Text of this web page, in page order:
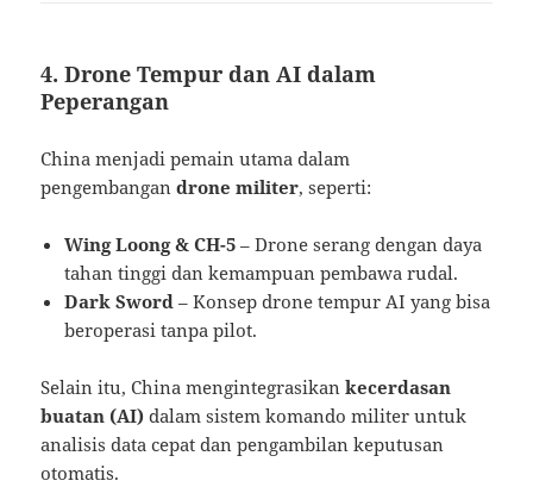
4. Drone Tempur dan AI dalam
Peperangan
China menjadi pemain utama dalam
pengembangandrone militer, seperti:
Wing Loong & CH-5 – Drone serang dengan daya
tahan tinggi dan kemampuan pembawa rudal.
Dark Sword – Konsep drone tempur AI yang bisa
beroperasi tanpa pilot.
Selain itu, China mengintegrasikankecerdasan
buatan (AI) dalam sistem komando militer untuk
analisis data cepat dan pengambilan keputusan
otomatis.